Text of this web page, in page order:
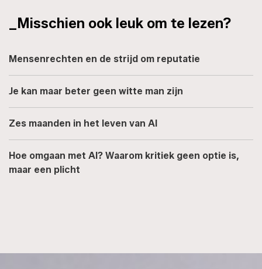
_Misschien ook leuk om te lezen?
Mensenrechten en de strijd om reputatie
Je kan maar beter geen witte man zijn
Zes maanden in het leven van AI
Hoe omgaan met AI? Waarom kritiek geen optie is,
maar een plicht